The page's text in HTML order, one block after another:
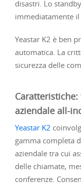
disastri. Lo
immediatamente
Yeastar K2 è ben
automatica. La
sicurezza delle
aziendale all-
Yeastar K2
gamma completa
aziendale tra cui
delle chiamate,
conferenze.